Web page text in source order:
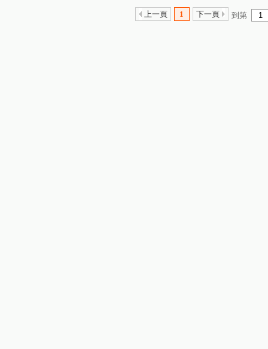
成泰路四段 (1) 新五路二段 水碓一路 (2)
上一頁 1 下一頁 到第